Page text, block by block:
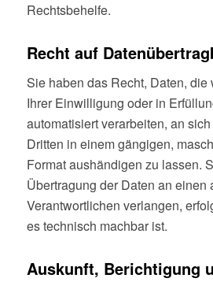
Rechtsbehelfe.
Recht auf
Sie haben das Recht, Daten, die
Ihrer Einwilligung oder in
automatisiert verarbeiten, an
Dritten in einem gängigen,
Format aushändigen zu lassen.
Übertragung der Daten an einen
Verantwortlichen verlangen,
es technisch machbar ist.
Auskunft, Berichtigung